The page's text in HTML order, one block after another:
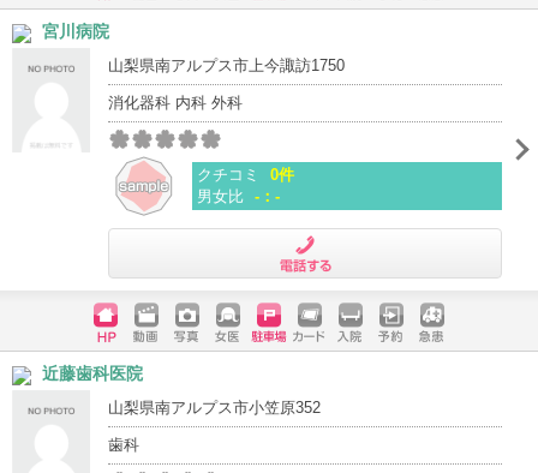
ホームペ
ージ
動画 写真 女医 駐車場
クレジッ
入院 予約 急患
宮川病院
山梨県南アルプス市上今諏訪1750
消化器科 内科 外科
クチコミ
0件
男女比 -：-
ホームペ
ージ
動画 写真 女医 駐車場
クレジッ
入院 予約 急患
近藤歯科医院
山梨県南アルプス市小笠原352
歯科